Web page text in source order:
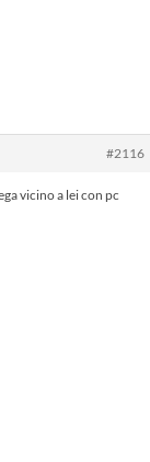
#2116
vicino a lei con pc